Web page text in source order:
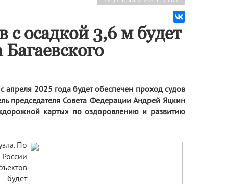
с осадкой 3,6 м будет
Багаевского
с апреля 2025 года будет обеспечен проход судов
председателя Совета Федерации Андрей Яцкин
карты» по оздоровлению и развитию
По
будет